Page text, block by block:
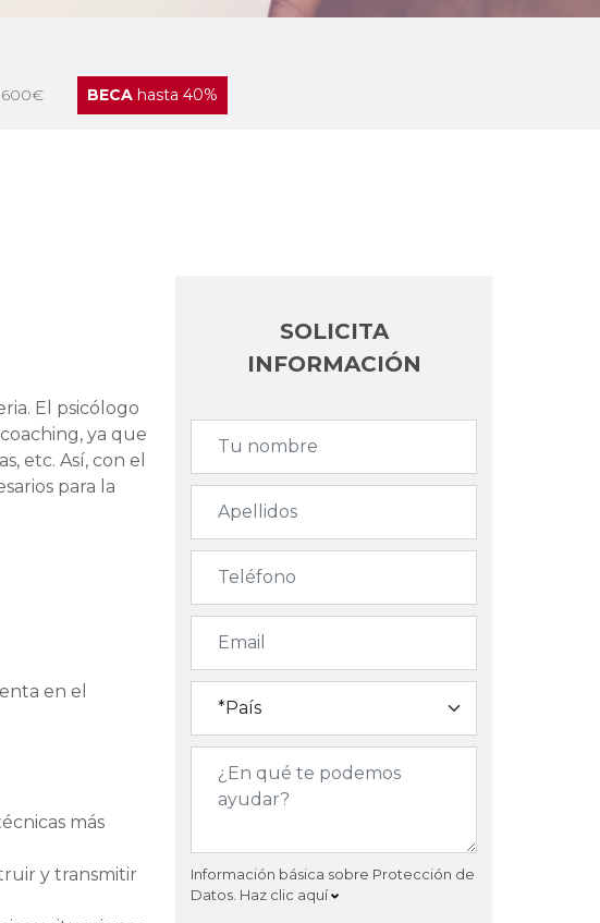
BECA hasta 40%
El psicólogo
ya que
etc. Así, con el
para la
en el
más
y transmitir
SOLICITA
INFORMACIÓN
Información básica sobre Protección de
Datos. Haz clic aquí